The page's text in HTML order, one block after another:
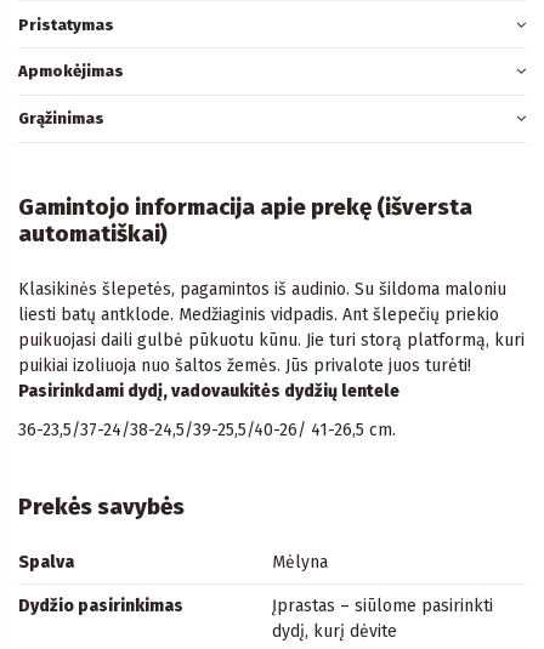
Pristatymas
Apmokėjimas
Grąžinimas
Gamintojo informacija apie prekę (išversta
automatiškai)
Klasikinės šlepetės, pagamintos iš audinio. Su šildoma maloniu
liesti batų antklode. Medžiaginis vidpadis. Ant šlepečių priekio
puikuojasi daili gulbė pūkuotu kūnu. Jie turi storą platformą, kuri
puikiai izoliuoja nuo šaltos žemės. Jūs privalote juos turėti!
Pasirinkdami dydį, vadovaukitės dydžių lentele
36-23,5/37-24/38-24,5/39-25,5/40-26/ 41-26,5 cm.
Prekės savybės
Spalva Mėlyna
Dydžio pasirinkimas
Įprastas – siūlome pasirinkti
dydį, kurį dėvite